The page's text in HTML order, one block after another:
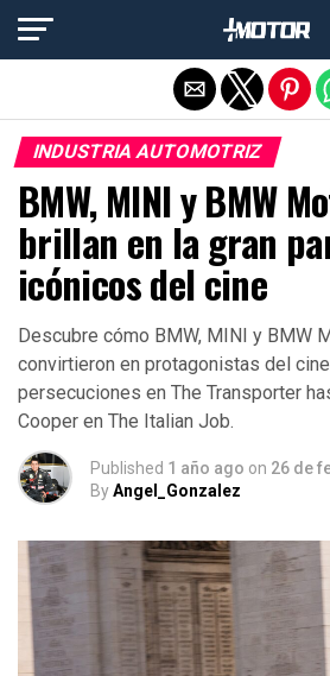
INDUSTRIA AUTOMOTRIZ
BMW, MINI y BMW
brillan en la gran
icónicos del cine
Descubre cómo BMW, MINI y BMW
convirtieron en protagonistas del
persecuciones en The Transporter
Cooper en The Italian Job.
Published 1 año ago on 26 de
ByAngel_Gonzalez
Salir de la versión